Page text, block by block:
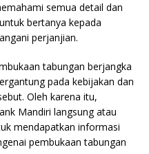
semua detail dan
bertanya kepada
perjanjian.
tabungan berjangka
pada kebijakan dan
Oleh karena itu,
Mandiri langsung atau
mendapatkan informasi
pembukaan tabungan